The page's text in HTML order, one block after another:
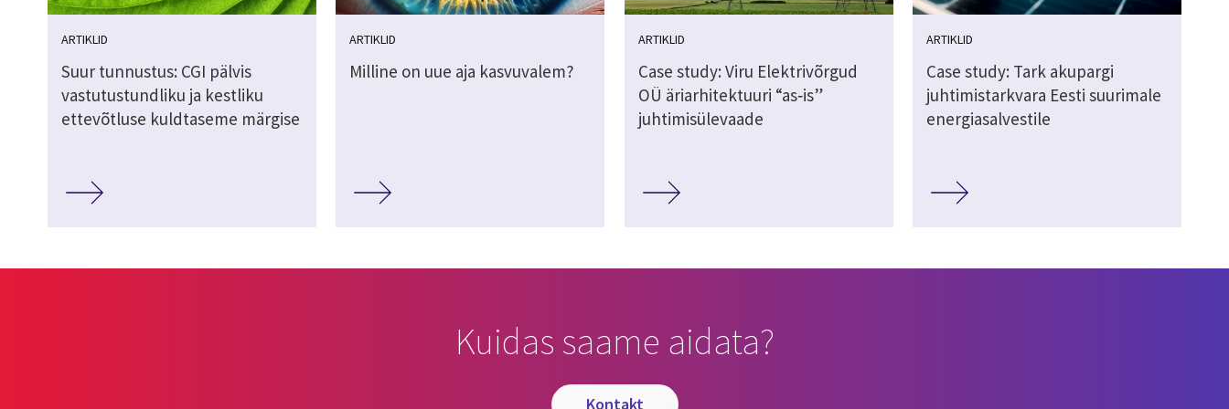
ARTIKLID
Suur tunnustus: CGI pälvis
vastutustundliku ja kestliku
ettevõtluse kuldtaseme märgise
ARTIKLID
Milline on uue aja kasvuvalem?
ARTIKLID
Case study: Viru Elektrivõrgud
OÜ äriarhitektuuri “as‑is”
juhtimisülevaade
ARTIKLID
Case study: Tark akupargi
juhtimistarkvara Eesti suurimale
energiasalvestile
Kuidas saame aidata?
kontakt